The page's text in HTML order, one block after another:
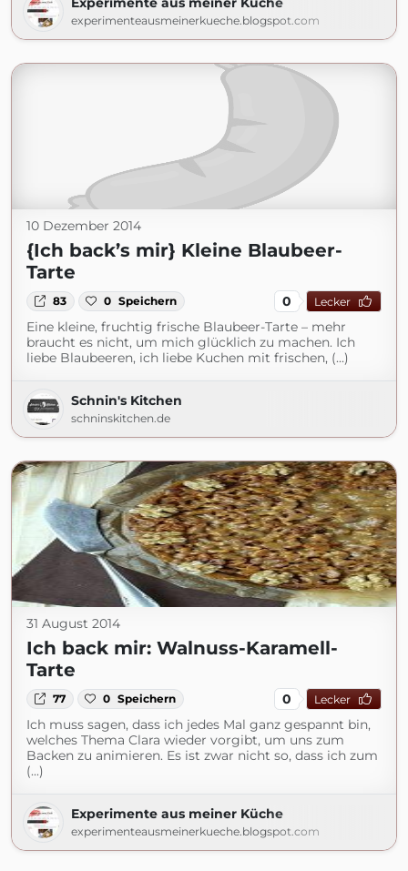
experimenteausmeinerkueche.blogspot.com
10 Dezember 2014
{Ich back’s mir} Kleine Blaubeer-
Tarte
83 0 Speichern 0 Lecker
Eine kleine, fruchtig frische Blaubeer-Tarte – mehr
braucht es nicht, um mich glücklich zu machen. Ich
liebe Blaubeeren, ich liebe Kuchen mit frischen, (...)
Schnin's Kitchen
schninskitchen.de
31 August 2014
Ich back mir: Walnuss-Karamell-
Tarte
77 0 Speichern 0 Lecker
Ich muss sagen, dass ich jedes Mal ganz gespannt bin,
welches Thema Clara wieder vorgibt, um uns zum
Backen zu animieren. Es ist zwar nicht so, dass ich zum
(...)
Experimente aus meiner Küche
experimenteausmeinerkueche.blogspot.com